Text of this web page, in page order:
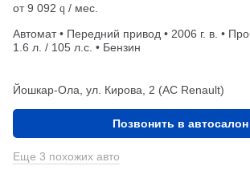
от9 092 q / мес.
Автомат • Передний привод • 2006 г. в. •
1.6 л. / 105 л.с. • Бензин
Йошкар-Ола, ул. Кирова, 2 (АС Renault)
Позвонить в автосалон
Еще 3 похожих авто